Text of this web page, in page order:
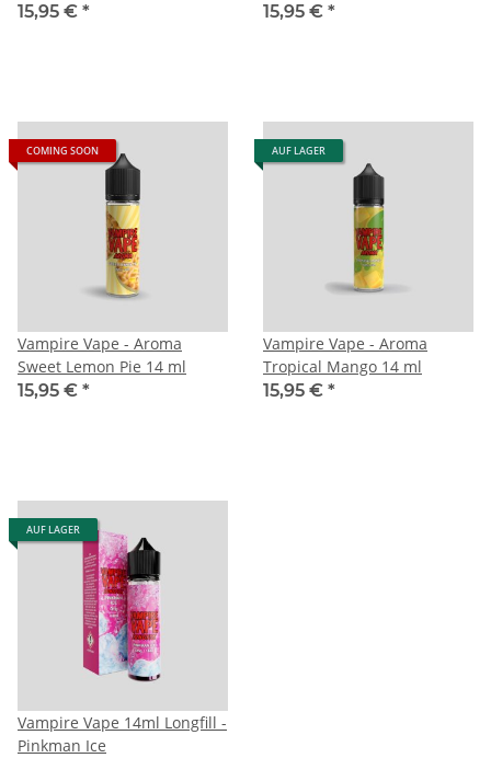
15,95 € *
15,95 € *
COMING SOON
Vampire Vape - Aroma
Sweet Lemon Pie 14 ml
15,95 € *
AUF LAGER
Vampire Vape - Aroma
Tropical Mango 14 ml
15,95 € *
AUF LAGER
Vampire Vape 14ml Longfill -
Pinkman Ice